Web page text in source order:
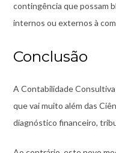
contingência que possam
internos ou externos à
Conclusão
A Contabilidade
que vai muito além das
diagnóstico financeiro,